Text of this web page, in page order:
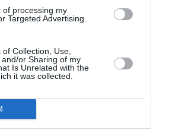
of processing my
Targeted Advertising.
Collection, Use,
or Sharing of my
Is Unrelated with the
it was collected.